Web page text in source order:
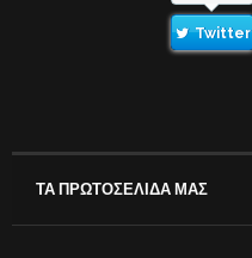
Twitter
ΤΑ ΠΡΩΤΟΣΕΛΙΔΑ ΜΑΣ